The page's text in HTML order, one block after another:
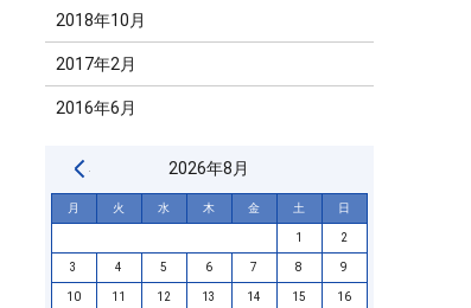
2018年10月
2017年2月
2016年6月
2026年8月
月 火 水 木 金 土 日
1 2
3 4 5 6 7 8 9
10 11 12 13 14 15 16